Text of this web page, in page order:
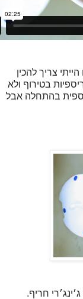
צריך להכין
בטירוף ולא
בהתחלה אבל
חריף.